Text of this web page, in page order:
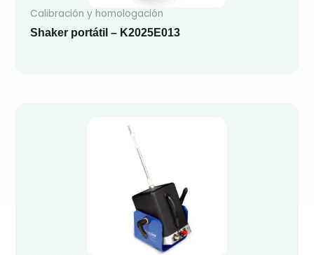
Calibración y homologación
Shaker portátil – K2025E013